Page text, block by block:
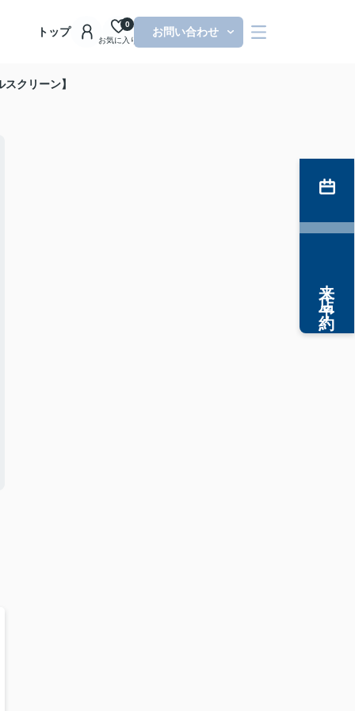
トップ
お気に入り
0
お問い合わせ
クリーン】
来店予約